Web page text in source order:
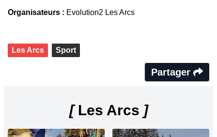
Organisateurs : Evolution2 Les Arcs
Les Arcs Sport
Partager
[Les Arcs ]